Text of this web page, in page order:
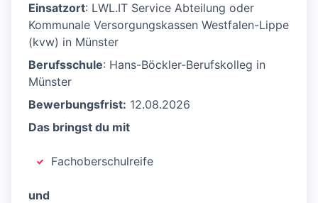
Einsatzort: LWL.IT Service Abteilung oder
Kommunale Versorgungskassen Westfalen-Lippe
(kvw) in Münster
Berufsschule: Hans-Böckler-Berufskolleg in
Münster
Bewerbungsfrist: 12.08.2026
Das bringst du mit
Fachoberschulreife
und